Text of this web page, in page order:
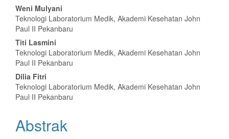
Isi
Artikel
Utama
Weni Mulyani
Teknologi Laboratorium Medik, Akademi Kesehatan John
Paul II Pekanbaru
Titi Lasmini
Teknologi Laboratorium Medik, Akademi Kesehatan John
Paul II Pekanbaru
Dilia Fitri
Teknologi Laboratorium Medik, Akademi Kesehatan John
Paul II Pekanbaru
Abstrak